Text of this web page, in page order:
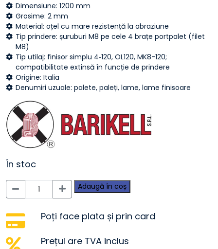
Dimensiune: 1200 mm
Grosime: 2 mm
Material: oțel cu mare rezistență la abraziune
Tip prindere: șuruburi M8 pe cele 4 brațe portpalet (filet
M8)
Tip utilaj: finisor simplu 4‑120, OL120, MK8-120;
compatibilitate extinsă în funcție de prindere
Origine: Italia
Denumiri uzuale: palete, paleți, lame, lame finisoare
În stoc
Cantitate
Paleți
1200
mm Barikell
Adaugă în coș
Poți face plata și prin card
Prețul are TVA inclus